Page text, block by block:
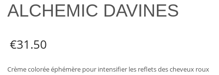
ALCHEMIC DAVINES
€31.50
Crème colorée éphémère pour intensifier les reflets des cheveux roux